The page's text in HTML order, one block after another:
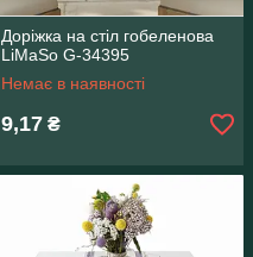
Доріжка на стіл гобеленова
LiMaSo G-34395
Немає в наявності
9,17 ₴